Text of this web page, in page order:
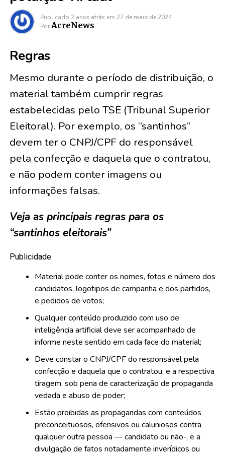
Publicado 2 anos atrás em 27 de maio de 2024
Por AcreNews
Regras
Mesmo durante o período de distribuição, o
material também cumprir regras
estabelecidas pelo TSE (Tribunal Superior
Eleitoral). Por exemplo, os “santinhos”
devem ter o CNPJ/CPF do responsável
pela confecção e daquela que o contratou,
e não podem conter imagens ou
informações falsas.
Veja as principais regras para os
“santinhos eleitorais”
Publicidade
Material pode conter os nomes, fotos e número dos
candidatos, logotipos de campanha e dos partidos,
e pedidos de votos;
Qualquer conteúdo produzido com uso de
inteligência artificial deve ser acompanhado de
informe neste sentido em cada face do material;
Deve constar o CNPJ/CPF do responsável pela
confecção e daquela que o contratou, e a respectiva
tiragem, sob pena de caracterização de propaganda
vedada e abuso de poder;
Estão proibidas as propagandas com conteúdos
preconceituosos, ofensivos ou caluniosos contra
qualquer outra pessoa — candidato ou não-, e a
divulgação de fatos notadamente inverídicos ou